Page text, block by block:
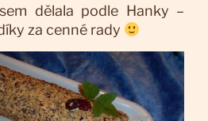
dělala podle Hanky –
za cenné rady